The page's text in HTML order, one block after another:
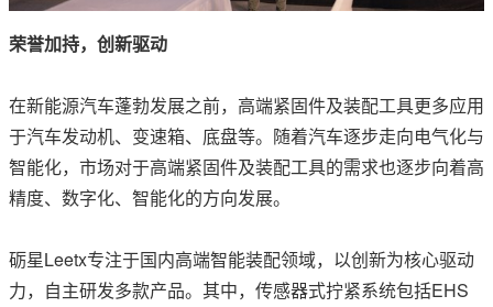
荣誉加持，创新驱动
在新能源汽车蓬勃发展之前，高端紧固件及装配工具更多应用
于汽车发动机、变速箱、底盘等。随着汽车逐步走向电气化与
智能化，市场对于高端紧固件及装配工具的需求也逐步向着高
精度、数字化、智能化的方向发展。
砺星Leetx专注于国内高端智能装配领域，以创新为核心驱动
力，自主研发多款产品。其中，传感器式拧紧系统包括EHS